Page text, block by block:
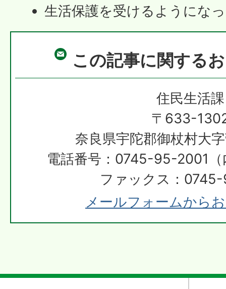
生活保護を受けるようにな
この記事に関する
住民生活課
〒633-
奈良県宇陀郡御杖村大
電話番号：0745-95-2001（
ファックス：
メールフォームから